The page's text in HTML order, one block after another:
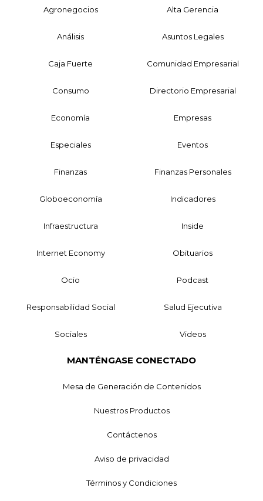
Agronegocios Alta Gerencia
Análisis Asuntos Legales
Caja Fuerte Comunidad Empresarial
Consumo Directorio Empresarial
Economía Empresas
Especiales Eventos
Finanzas Finanzas Personales
Globoeconomía Indicadores
Infraestructura Inside
Internet Economy Obituarios
Ocio Podcast
Responsabilidad Social Salud Ejecutiva
Sociales Videos
MANTÉNGASE CONECTADO
Mesa de Generación de Contenidos
Nuestros Productos
Contáctenos
Aviso de privacidad
Términos y Condiciones